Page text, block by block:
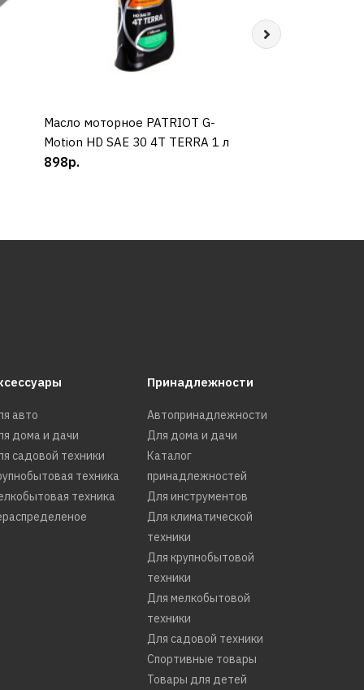
КУПИТЬ
Масло моторное PATRIOT G-
Motion HD SAE 30 4Т TERRA 1 л
898р.
авто
дома и дачи
садовой техники
техника
техника
Принадлежности
Автопринадлежности
Для дома и дачи
Каталог
принадлежностей
Для инструментов
Для климатической
техники
Для крупнобытовой
техники
Для мелкобытовой
техники
Для садовой техники
Спортивные товары
Товары для детей